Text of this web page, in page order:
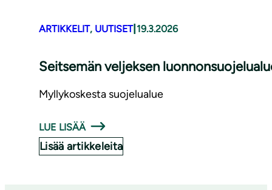
ARTIKKELIT, UUTISET| 19.3.2026
Seitsemän veljeksen
Myllykoskesta suojelualue
LUE LISÄÄ
Lisää artikkeleita